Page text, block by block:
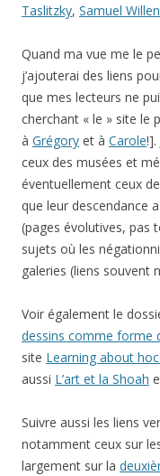
Taslitzky, Samuel
Quand ma vue me le
j’ajouterai des liens
que mes lecteurs ne
cherchant « le » site le
à Grégory et à Carole!].
ceux des musées et
éventuellement ceux
que leur descendance
(pages évolutives, pas
sujets où les
galeries (liens souvent
Voir également le
dessins comme forme
site Learning about
aussi L’art et la Shoah
Suivre aussi les liens
notamment ceux sur
largement sur la